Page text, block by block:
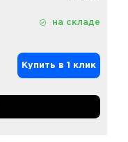
на складе
Купить в 1 клик